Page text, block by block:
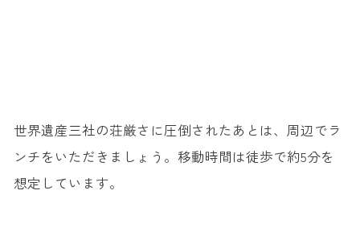
世界遺産三社の荘厳さに圧倒されたあとは、周辺でラ
ンチをいただきましょう。移動時間は徒歩で約5分を
想定しています。